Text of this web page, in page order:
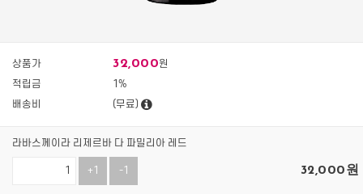
상품가 32,000원
적립금
1%
배송비
(무료)
라바스께이라 리제르바 다 파밀리아 레드
+1 -1 32,000원